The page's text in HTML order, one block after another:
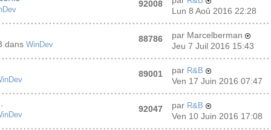
92008
Lun 8 Aoû 2016 22:28
dans WinDev
88786
par Marcelberman
Jeu 7 Juil 2016 15:43
89001 par R&B
Ven 17 Juin 2016 07:47
92047 par R&B
Ven 10 Juin 2016 17:08